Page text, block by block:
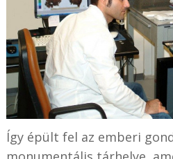
Így épült fel az emberi